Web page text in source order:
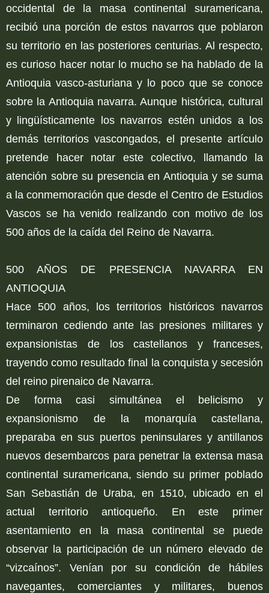
occidental de la masa continental suramericana,
recibió una porción de estos navarros que poblaron
su territorio en las posteriores centurias. Al respecto,
es curioso hacer notar lo mucho se ha hablado de la
Antioquia vasco-asturiana y lo poco que se conoce
sobre la Antioquia navarra. Aunque histórica, cultural
y lingüísticamente los navarros estén unidos a los
demás territorios vascongados, el presente artículo
pretende hacer notar este colectivo, llamando la
atención sobre su presencia en Antioquia y se suma
a la conmemoración que desde el Centro de Estudios
Vascos se ha venido realizando con motivo de los
500 años de la caída del Reino de Navarra.
500 AÑOS DE PRESENCIA NAVARRA EN
ANTIOQUIA
Hace 500 años, los territorios históricos navarros
terminaron cediendo ante las presiones militares y
expansionistas de los castellanos y franceses,
trayendo como resultado final la conquista y secesión
del reino pirenaico de Navarra.
De forma casi simultánea el belicismo y
expansionismo de la monarquía castellana,
preparaba en sus puertos peninsulares y antillanos
nuevos desembarcos para penetrar la extensa masa
continental suramericana, siendo su primer poblado
San Sebastián de Uraba, en 1510, ubicado en el
actual territorio antioqueño. En este primer
asentamiento en la masa continental se puede
observar la participación de un número elevado de
“vizcaínos”. Venían por su condición de hábiles
navegantes, comerciantes y militares, buenos